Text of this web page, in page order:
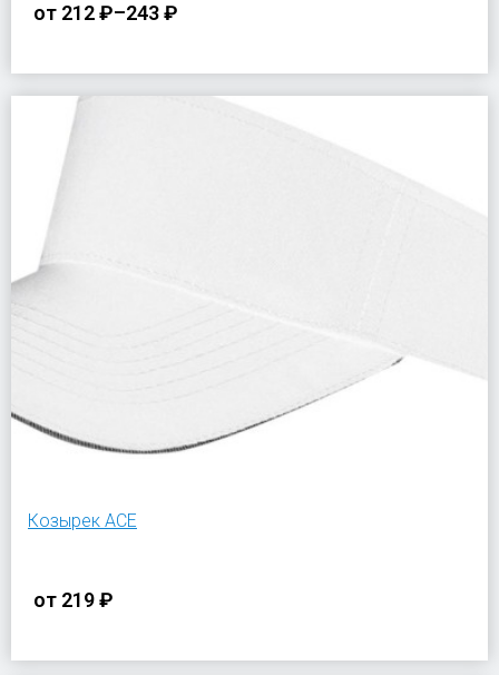
от 212 ₽–243 ₽
Козырек ACE
от 219 ₽